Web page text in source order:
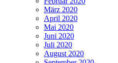
März 2020
April 2020
Mai 2020
Juni 2020
Juli 2020
August 2020